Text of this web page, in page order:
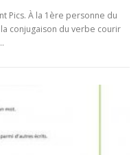
Pics. À la 1ère personne du
conjugaison du verbe courir